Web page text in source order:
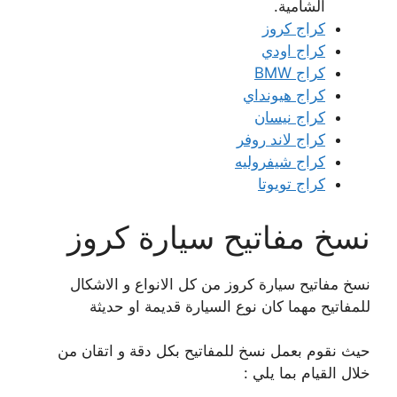
الشامية.
كراج كروز
كراج اودي
كراج BMW
كراج هيونداي
كراج نيسان
كراج لاند روفر
كراج شيفروليه
كراج تويوتا
نسخ مفاتيح سيارة كروز
نسخ مفاتيح سيارة كروز من كل الانواع و الاشكال
للمفاتيح مهما كان نوع السيارة قديمة او حديثة
حيث نقوم بعمل نسخ للمفاتيح بكل دقة و اتقان من
خلال القيام بما يلي :